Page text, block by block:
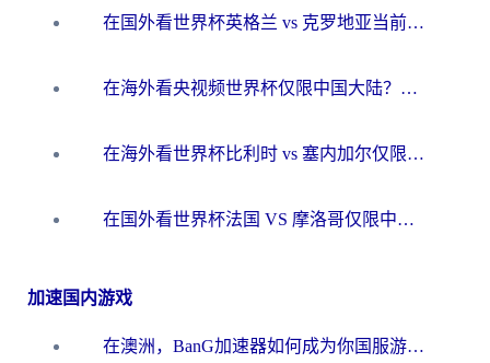
在国外看世界杯英格兰 vs 克罗地亚当前地区不可播放？这篇指南帮你搞定所有海外观赛难题
在海外看央视频世界杯仅限中国大陆？这篇指南帮你解锁中文解说+无卡顿直播
在海外看世界杯比利时 vs 塞内加尔仅限中国大陆？我找到了最流畅的中文解说之路
在国外看世界杯法国 VS 摩洛哥仅限中国大陆？海外党这样看中文解说赛事不卡顿
加速国内游戏
在澳洲，BanG加速器如何成为你国服游戏的“时光机”？